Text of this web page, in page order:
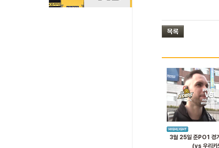
3월 25일 준PO1 경
(vs 우리카